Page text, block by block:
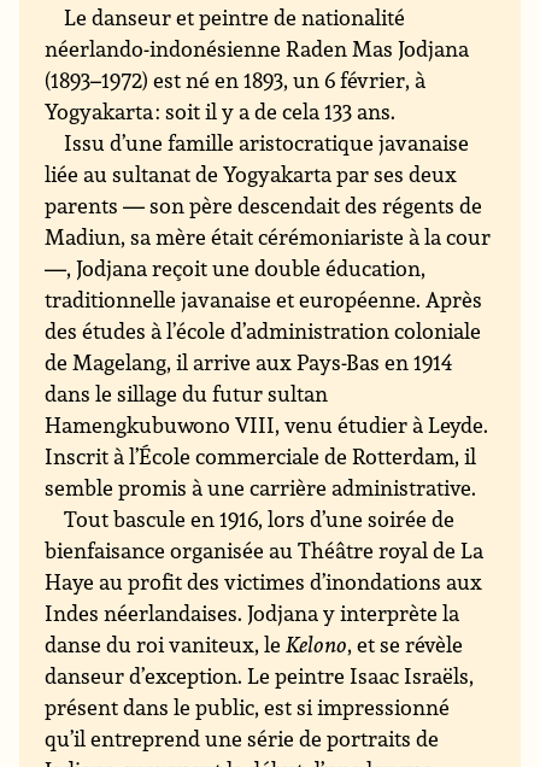
Le danseur et peintre de nationalité
néerlando-indonésienne Raden Mas Jodjana
(1893–1972) est né en 1893, un 6 février, à
Yogyakarta : soit il y a de cela 133 ans.
Issu d’une famille aristocratique javanaise
liée au sultanat de Yogyakarta par ses deux
parents — son père descendait des régents de
Madiun, sa mère était cérémoniariste à la cour
—, Jodjana reçoit une double éducation,
traditionnelle javanaise et européenne. Après
des études à l’école d’administration coloniale
de Magelang, il arrive aux Pays-Bas en 1914
dans le sillage du futur sultan
Hamengkubuwono VIII, venu étudier à Leyde.
Inscrit à l’École commerciale de Rotterdam, il
semble promis à une carrière administrative.
Tout bascule en 1916, lors d’une soirée de
bienfaisance organisée au Théâtre royal de La
Haye au profit des victimes d’inondations aux
Indes néerlandaises. Jodjana y interprète la
danse du roi vaniteux, le Kelono, et se révèle
danseur d’exception. Le peintre Isaac Israëls,
présent dans le public, est si impressionné
qu’il entreprend une série de portraits de